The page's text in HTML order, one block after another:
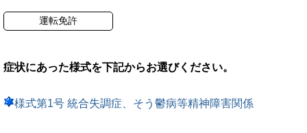
運転免許
症状にあった様式を下記からお選びください。
様式第1号 統合失調症、そう鬱病等精神障害関係